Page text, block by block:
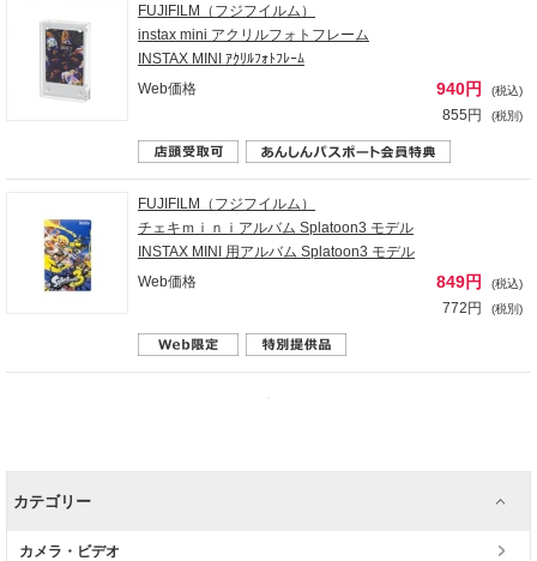
FUJIFILM（フジフイルム）
instax mini アクリルフォトフレーム
INSTAX MINI ｱｸﾘﾙﾌｫﾄﾌﾚｰﾑ
Web価格
940円 (税込)
855円 (税別)
FUJIFILM（フジフイルム）
チェキｍｉｎｉアルバム Splatoon3 モデル
INSTAX MINI 用アルバム Splatoon3 モデル
Web価格
849円 (税込)
772円 (税別)
カテゴリー
カメラ・ビデオ